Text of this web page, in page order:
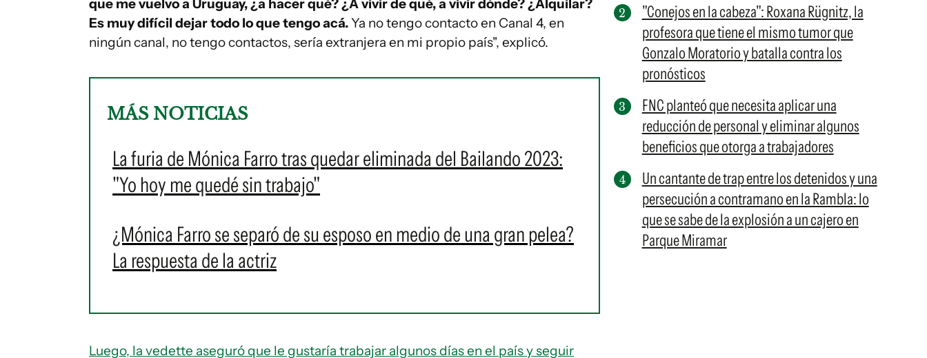
que me vuelvo a Uruguay, ¿a hacer qué? ¿A vivir de qué, a vivir dónde? ¿Alquilar?
Es muy difícil dejar todo lo que tengo acá.Ya no tengo contacto en Canal 4, en
ningún canal, no tengo contactos, sería extranjera en mi propio país", explicó.
MÁS NOTICIAS
La furia de Mónica Farro tras quedar eliminada del Bailando 2023:
"Yo hoy me quedé sin trabajo"
¿Mónica Farro se separó de su esposo en medio de una gran pelea?
La respuesta de la actriz
Luego, la vedette aseguró que le gustaría trabajar algunos días en el país y seguir
"Conejos en la cabeza": Roxana Rügnitz, la
profesora que tiene el mismo tumor que
Gonzalo Moratorio y batalla contra los
pronósticos
FNC planteó que necesita aplicar una
reducción de personal y eliminar algunos
beneficios que otorga a trabajadores
Un cantante de trap entre los detenidos y una
persecución a contramano en la Rambla: lo
que se sabe de la explosión a un cajero en
Parque Miramar